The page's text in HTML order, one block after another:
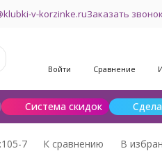
v-korzinke.ruЗаказать звонок
Войти Сравнение
Система скидок
Шерсть для валяния
105-7 К сравнению В